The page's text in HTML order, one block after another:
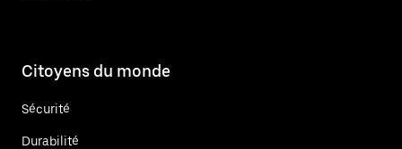
Citoyens du monde
Sécurité
Durabilité